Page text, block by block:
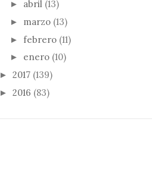
► abril (13)
► marzo (13)
► febrero (11)
► enero (10)
► 2017 (139)
► 2016 (83)